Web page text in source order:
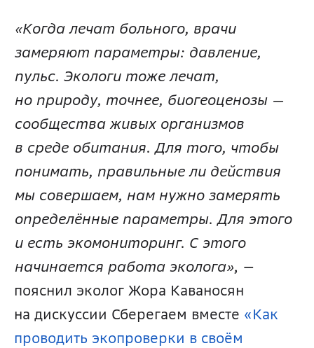
«Когда лечат больного, врачи
замеряют параметры: давление,
пульс. Экологи тоже лечат,
но природу, точнее, биогеоценозы —
сообщества живых организмов
в среде обитания. Для того, чтобы
понимать, правильные ли действия
мы совершаем, нам нужно замерять
определённые параметры. Для этого
и есть экомониторинг. С этого
начинается работа эколога», —
пояснил эколог Жора Каваносян
на дискуссии Сберегаем вместе «Как
проводить экопроверки в своём